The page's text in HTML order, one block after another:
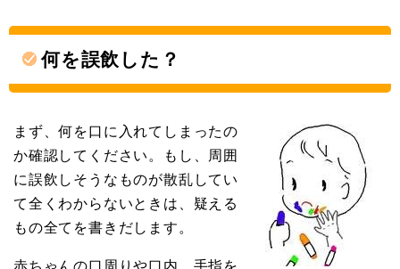
何を誤飲した？
まず、何を口に入れてしまったの
か確認してください。もし、周囲
に誤飲しそうなものが散乱してい
て全くわからないときは、疑える
もの全てを書きだします。